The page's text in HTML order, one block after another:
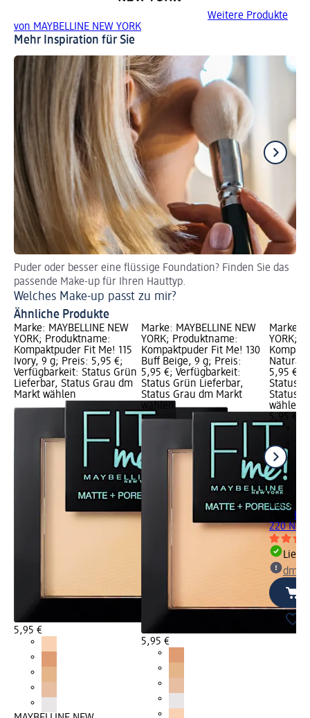
Weitere Produkte
von MAYBELLINE NEW YORK
Mehr Inspiration für Sie
Puder oder besser eine flüssige Foundation? Finden Sie das
passende Make-up für Ihren Hauttyp.
Welches Make-up passt zu mir?
Ähnliche Produkte
Marke: MAYBELLINE NEW
YORK; Produktname:
Kompaktpuder Fit Me! 115
Ivory, 9 g; Preis: 5,95 €;
Verfügbarkeit: Status Grün
Lieferbar, Status Grau dm
Markt wählen
5,95 €
Marke: MAYBELLINE NEW
YORK; Produktname:
Kompaktpuder Fit Me! 130
Buff Beige, 9 g; Preis:
5,95 €; Verfügbarkeit:
Status Grün Lieferbar,
Status Grau dm Markt
wählen
5,95 €
Marke:
YORK;
Natural
5,95 €;
Status
Status
wählen
5,95 €
220
dm